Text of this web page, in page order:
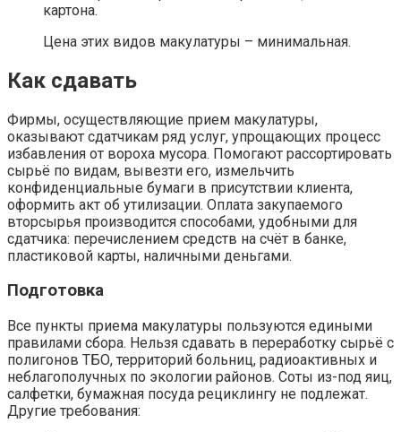
картона.
Цена этих видов макулатуры – минимальная.
Как сдавать
Фирмы, осуществляющие прием макулатуры,
оказывают сдатчикам ряд услуг, упрощающих процесс
избавления от вороха мусора. Помогают рассортировать
сырьё по видам, вывезти его, измельчить
конфиденциальные бумаги в присутствии клиента,
оформить акт об утилизации. Оплата закупаемого
вторсырья производится способами, удобными для
сдатчика: перечислением средств на счёт в банке,
пластиковой карты, наличными деньгами.
Подготовка
Все пункты приема макулатуры пользуются едиными
правилами сбора. Нельзя сдавать в переработку сырьё с
полигонов ТБО, территорий больниц, радиоактивных и
неблагополучных по экологии районов. Соты из-под яиц,
салфетки, бумажная посуда рециклингу не подлежат.
Другие требования: